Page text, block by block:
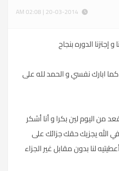
إجتزنا الدوره بنجاح
ابارك نفسي و الحمد لله على
من اليوم لين بكرا و أنا أشكر
الله يجزيك حقك جزائك على
لنا بدون مقابل غير الجزاء